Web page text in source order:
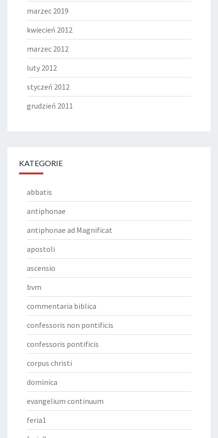
marzec 2019
kwiecień 2012
marzec 2012
luty 2012
styczeń 2012
grudzień 2011
KATEGORIE
abbatis
antiphonae
antiphonae ad Magnificat
apostoli
ascensio
bvm
commentaria biblica
confessoris non pontificis
confessoris pontificis
corpus christi
dominica
evangelium continuum
feria1